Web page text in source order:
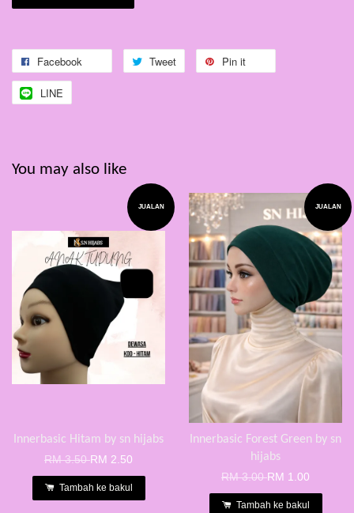
Facebook Tweet Pin it
LINE
You may also like
JUALAN
Innerbasic Hitam by sn hijabs
RM 3.50RM 2.50
Tambah ke bakul
JUALAN
Innerbasic Forest Green by sn
hijabs
RM 3.00RM 1.00
Tambah ke bakul